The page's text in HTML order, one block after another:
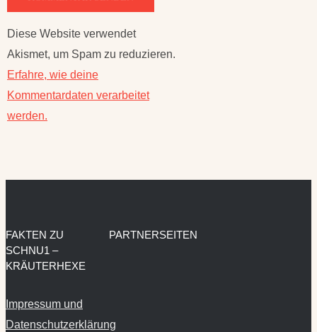
Diese Website verwendet
Akismet, um Spam zu reduzieren.
Erfahre, wie deine
Kommentardaten verarbeitet
werden.
FAKTEN ZU
SCHNU1 –
KRÄUTERHEXE
Impressum und
Datenschutzerklärung
PARTNERSEITEN